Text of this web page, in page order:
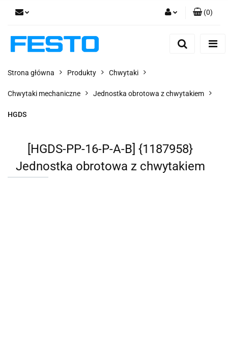
Dodaj zgłoszenie
(0)
Strona główna Produkty Chwytaki
Chwytaki mechaniczne Jednostka obrotowa z chwytakiem
HGDS
[HGDS-PP-16-P-A-B] {1187958}
Jednostka obrotowa z chwytakiem